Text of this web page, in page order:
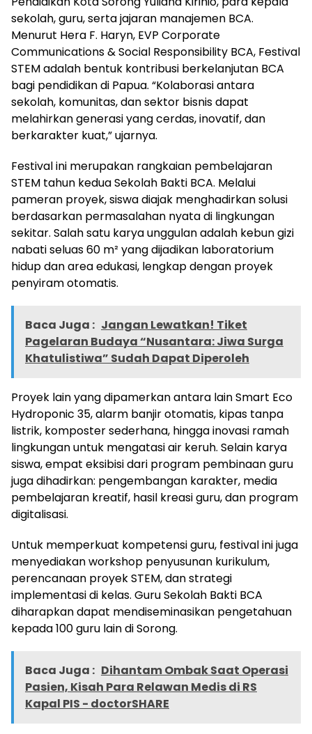
sekolah, guru, serta jajaran manajemen BCA.
Menurut Hera F. Haryn, EVP Corporate
Communications & Social Responsibility BCA, Festival
STEM adalah bentuk kontribusi berkelanjutan BCA
bagi pendidikan di Papua. “Kolaborasi antara
sekolah, komunitas, dan sektor bisnis dapat
melahirkan generasi yang cerdas, inovatif, dan
berkarakter kuat,” ujarnya.
Festival ini merupakan rangkaian pembelajaran
STEM tahun kedua Sekolah Bakti BCA. Melalui
pameran proyek, siswa diajak menghadirkan solusi
berdasarkan permasalahan nyata di lingkungan
sekitar. Salah satu karya unggulan adalah kebun gizi
nabati seluas 60 m² yang dijadikan laboratorium
hidup dan area edukasi, lengkap dengan proyek
penyiram otomatis.
Baca Juga : Jangan Lewatkan! Tiket
Pagelaran Budaya “Nusantara: Jiwa Surga
Khatulistiwa” Sudah Dapat Diperoleh
Proyek lain yang dipamerkan antara lain Smart Eco
Hydroponic 35, alarm banjir otomatis, kipas tanpa
listrik, komposter sederhana, hingga inovasi ramah
lingkungan untuk mengatasi air keruh. Selain karya
siswa, empat eksibisi dari program pembinaan guru
juga dihadirkan: pengembangan karakter, media
pembelajaran kreatif, hasil kreasi guru, dan program
digitalisasi.
Untuk memperkuat kompetensi guru, festival ini juga
menyediakan workshop penyusunan kurikulum,
perencanaan proyek STEM, dan strategi
implementasi di kelas. Guru Sekolah Bakti BCA
diharapkan dapat mendiseminasikan pengetahuan
kepada 100 guru lain di Sorong.
Baca Juga : Dihantam Ombak Saat Operasi
Pasien, Kisah Para Relawan Medis di RS
Kapal PIS - doctorSHARE